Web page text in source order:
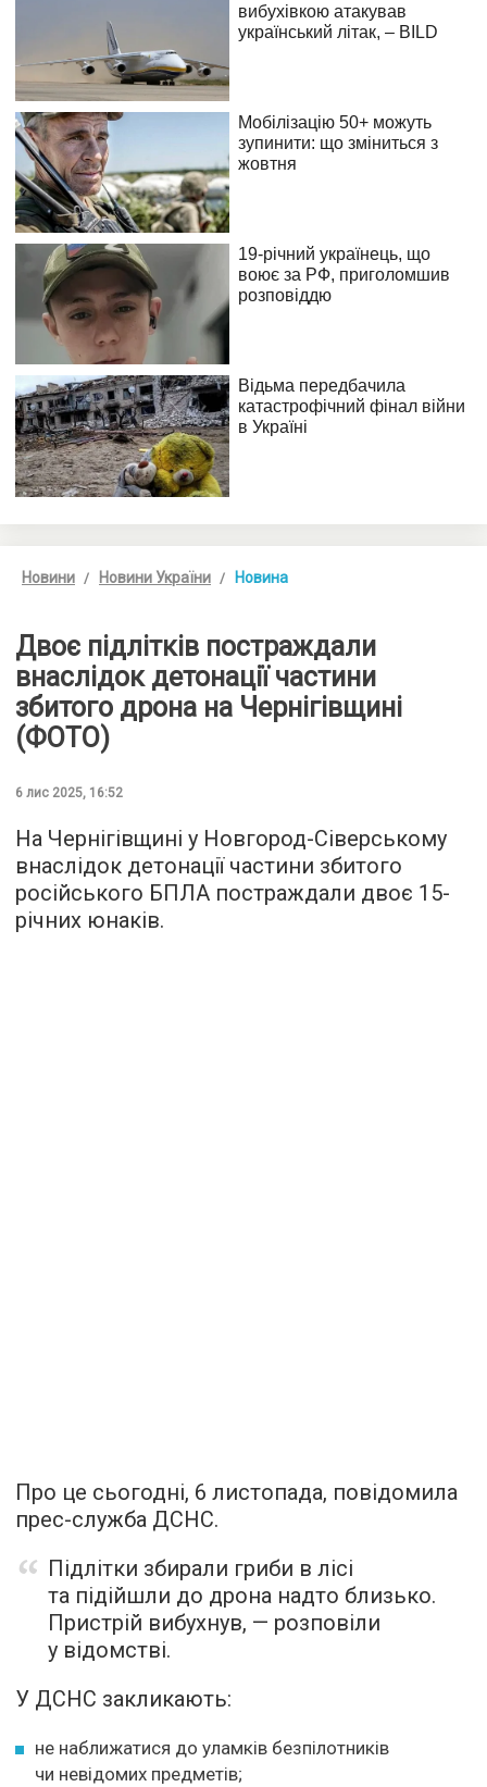
Новини Новини України Новина
Двоє підлітків постраждали
внаслідок детонації частини
збитого дрона на Чернігівщині
(ФОТО)
6 лис 2025, 16:52
На Чернігівщині у Новгород-Сіверському
внаслідок детонації частини збитого
російського БПЛА постраждали двоє 15-
річних юнаків.
Про це сьогодні, 6 листопада, повідомила
прес-служба ДСНС.
Підлітки збирали гриби в лісі
та підійшли до дрона надто близько.
Пристрій вибухнув, — розповіли
у відомстві.
У ДСНС закликають:
не наближатися до уламків безпілотників
чи невідомих предметів;